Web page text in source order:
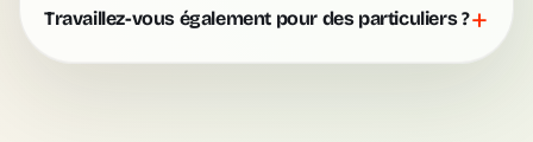
Travaillez-vous également pour des particuliers ?+